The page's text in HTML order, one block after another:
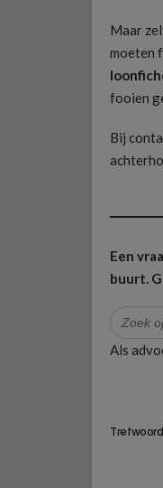
Maar
moeten
fooien
Bij
Een
buurt.
Zoek
naar:
Als